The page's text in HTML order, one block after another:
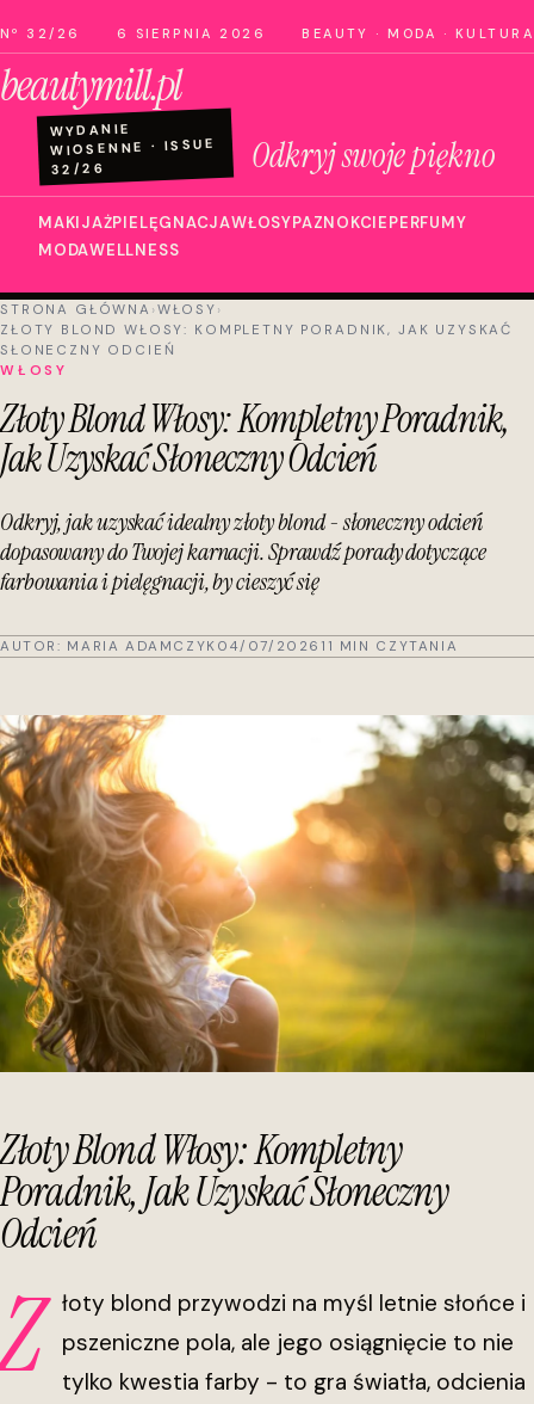
Nº 32/26 6 SIERPNIA 2026 BEAUTY · MODA · KULTURA
beautymill.pl
WYDANIE
WIOSENNE · ISSUE
32/26 Odkryj swoje piękno
MAKIJAŻPIELĘGNACJAWŁOSYPAZNOKCIEPERFUMY
MODAWELLNESS
STRONA GŁÓWNA › WŁOSY ›
ZŁOTY BLOND WŁOSY: KOMPLETNY PORADNIK, JAK UZYSKAĆ
SŁONECZNY ODCIEŃ
WŁOSY
Złoty Blond Włosy: Kompletny Poradnik,
Jak Uzyskać Słoneczny Odcień
Odkryj, jak uzyskać idealny złoty blond - słoneczny odcień
dopasowany do Twojej karnacji. Sprawdź porady dotyczące
farbowania i pielęgnacji, by cieszyć się
AUTOR: MARIA ADAMCZYK 04/07/2026 11 MIN CZYTANIA
Złoty Blond Włosy: Kompletny
Poradnik, Jak Uzyskać Słoneczny
Odcień
Z
łoty blond przywodzi na myśl letnie słońce i
pszeniczne pola, ale jego osiągnięcie to nie
tylko kwestia farby - to gra światła, odcienia